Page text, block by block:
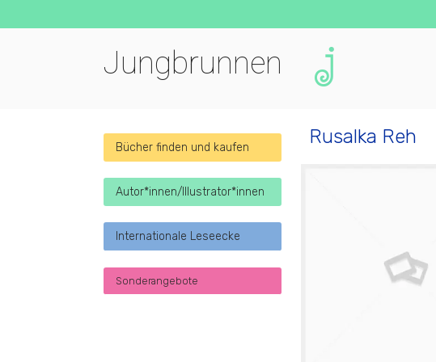
Jungbrunnen
Rusalka Reh
Bücher finden und kaufen
Autor*innen/Illustrator*innen
Internationale Leseecke
Sonderangebote